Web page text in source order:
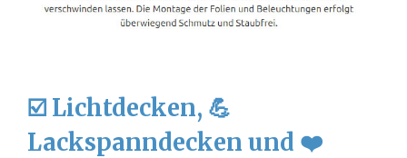
☑️ Lichtdecken, 💪
Lackspanndecken und ❤️